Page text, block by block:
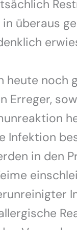
überaus
heute noch
Erreger,
Infektion
in den